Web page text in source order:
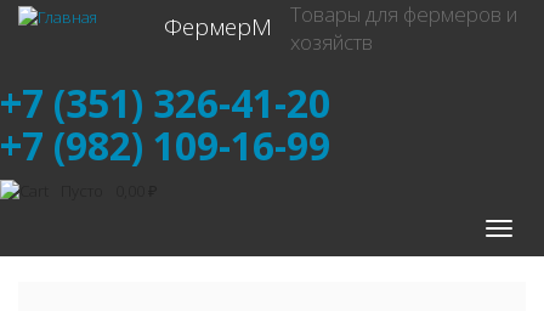
Перейти
содержанию
ФермерМ
Товары для фермеров и
хозяйств
+7 (351) 326-41-20
+7 (982) 109-16-99
Toggle